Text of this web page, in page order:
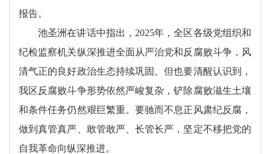
报告。
池圣洲在讲话中指出，2025年，全区各级党组织和
纪检监察机关纵深推进全面从严治党和反腐败斗争，风
清气正的良好政治生态持续巩固。但也要清醒认识到，
我区反腐败斗争形势依然严峻复杂，铲除腐败滋生土壤
和条件任务仍然艰巨繁重。要驰而不息正风肃纪反腐，
做到真管真严、敢管敢严、长管长严，坚定不移把党的
自我革命向纵深推进。